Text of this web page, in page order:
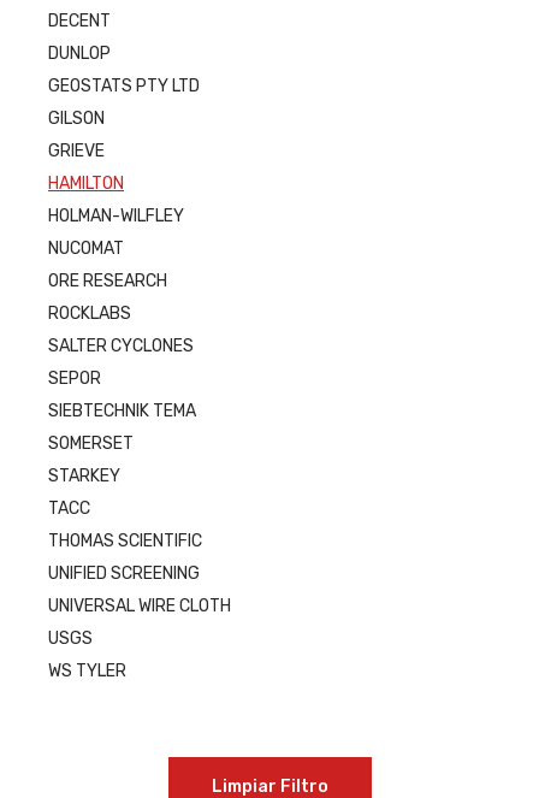
DECENT
DUNLOP
GEOSTATS PTY LTD
GILSON
GRIEVE
HAMILTON
HOLMAN-WILFLEY
NUCOMAT
ORE RESEARCH
ROCKLABS
SALTER CYCLONES
SEPOR
SIEBTECHNIK TEMA
SOMERSET
STARKEY
TACC
THOMAS SCIENTIFIC
UNIFIED SCREENING
UNIVERSAL WIRE CLOTH
USGS
WS TYLER
Limpiar Filtro